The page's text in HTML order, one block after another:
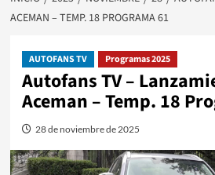
ACEMAN – TEMP. 18 PROGRAMA 61
AUTOFANS TV Programas 2025
Autofans TV –
Aceman – Temp. 18
28 de noviembre de 2025